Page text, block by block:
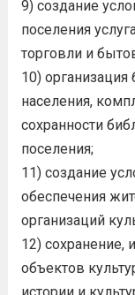
9) создание
поселения
торговли и
10)
населения,
сохранности
поселения;
11) создание
обеспечения
организаций
12) сохранение,
объектов